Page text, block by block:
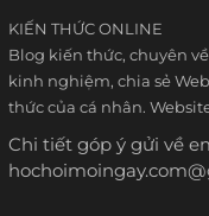
KIẾN THỨC ONLINE
Blog kiến thức, chuyên
kinh nghiệm, chia sẻ
thức của cá nhân.
Chi tiết góp ý gửi về